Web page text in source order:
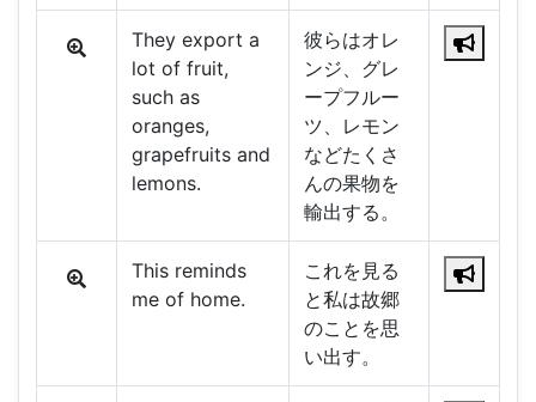
They export a
lot of fruit,
such as
oranges,
grapefruits and
lemons.
彼らはオレ
ンジ、グレ
ープフルー
ツ、レモン
などたくさ
んの果物を
輸出する。
This reminds
me of home.
これを見る
と私は故郷
のことを思
い出す。